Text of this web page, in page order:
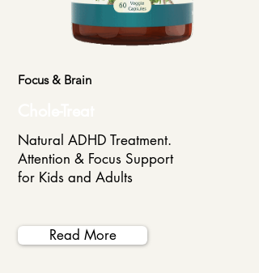
Focus & Brain
Natural ADHD Treatment.
Attention & Focus Support
for Kids and Adults
Read More